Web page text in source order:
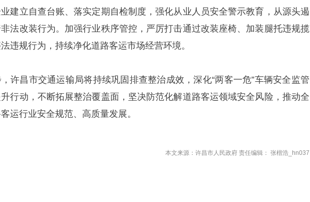
建立自查台账、落实定期自检制度，强化从业人员安全警示教育，从源头遏
法改装行为。加强行业秩序管控，严厉打击通过改装座椅、加装腿托违规揽
违规行为，持续净化道路客运市场经营环境。
许昌市交通运输局将持续巩固排查整治成效，深化“两客一危”车辆安全监管
行动，不断拓展整治覆盖面，坚决防范化解道路客运领域安全风险，推动全
运行业安全规范、高质量发展。
本文来源：许昌市人民政府 责任编辑： 张楷浩_hn037